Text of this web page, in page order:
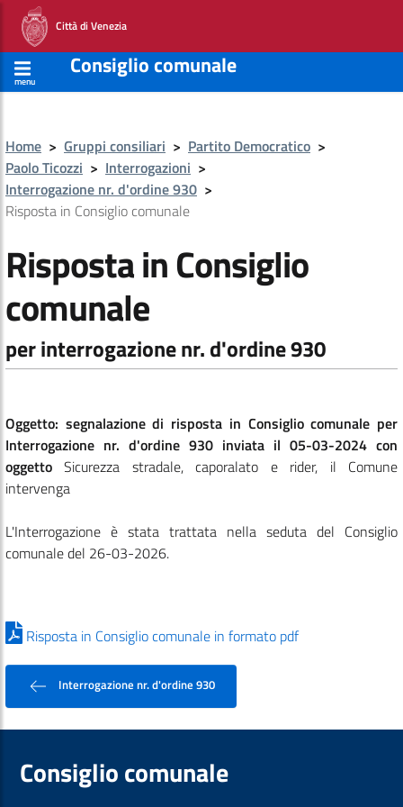
Città di Venezia
menu
Consiglio comunale
Home > Gruppi consiliari > Partito Democratico >
Paolo Ticozzi > Interrogazioni >
Interrogazione nr. d'ordine 930 >
Risposta in Consiglio comunale
Risposta in Consiglio
comunale
per interrogazione nr. d'ordine 930
Oggetto: segnalazione di risposta in Consiglio comunale per
Interrogazione nr. d'ordine 930 inviata il 05-03-2024 con
oggettoSicurezza stradale, caporalato e rider, il Comune
intervenga
L'Interrogazione è stata trattata nella seduta del Consiglio
comunale del 26-03-2026.
Risposta in Consiglio comunale in formato pdf
Interrogazione nr. d'ordine 930
Consiglio comunale